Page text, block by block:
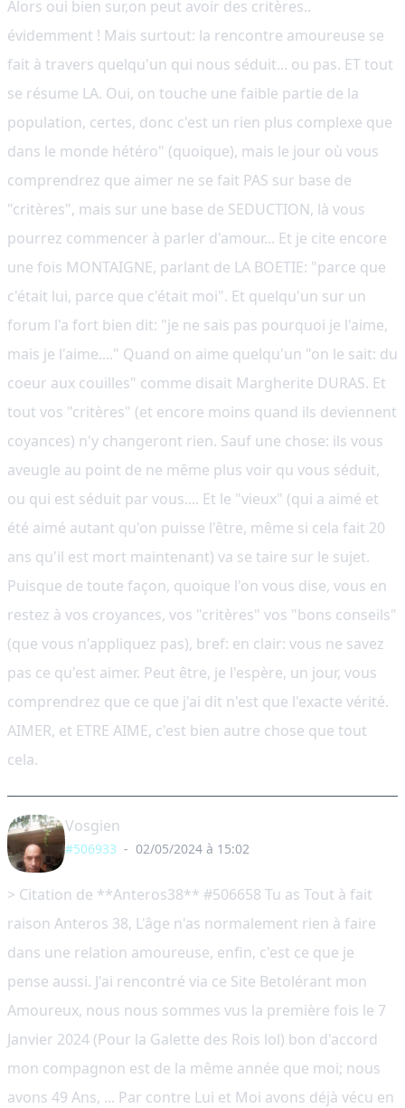
Alors oui bien sur,on peut avoir des critères..
évidemment ! Mais surtout: la rencontre amoureuse se
fait à travers quelqu'un qui nous séduit... ou pas. ET tout
se résume LA. Oui, on touche une faible partie de la
population, certes, donc c'est un rien plus complexe que
dans le monde hétéro" (quoique), mais le jour où vous
comprendrez que aimer ne se fait PAS sur base de
"critères", mais sur une base de SEDUCTION, là vous
pourrez commencer à parler d'amour... Et je cite encore
une fois MONTAIGNE, parlant de LA BOETIE: "parce que
c'était lui, parce que c'était moi". Et quelqu'un sur un
forum l'a fort bien dit: "je ne sais pas pourquoi je l'aime,
mais je l'aime...." Quand on aime quelqu'un "on le sait: du
coeur aux couilles" comme disait Margherite DURAS. Et
tout vos "critères" (et encore moins quand ils deviennent
coyances) n'y changeront rien. Sauf une chose: ils vous
aveugle au point de ne même plus voir qu vous séduit,
ou qui est séduit par vous.... Et le "vieux" (qui a aimé et
été aimé autant qu'on puisse l'être, même si cela fait 20
ans qu'il est mort maintenant) va se taire sur le sujet.
Puisque de toute façon, quoique l'on vous dise, vous en
restez à vos croyances, vos "critères" vos "bons conseils"
(que vous n'appliquez pas), bref: en clair: vous ne savez
pas ce qu'est aimer. Peut être, je l'espère, un jour, vous
comprendrez que ce que j'ai dit n'est que l'exacte vérité.
AIMER, et ETRE AIME, c'est bien autre chose que tout
cela.
Vosgien
#506933 - 02/05/2024 à 15:02
> Citation de **Anteros38** #506658 Tu as Tout à fait
raison Anteros 38, L'âge n'as normalement rien à faire
dans une relation amoureuse, enfin, c'est ce que je
pense aussi. J'ai rencontré via ce Site Betolérant mon
Amoureux, nous nous sommes vus la première fois le 7
Janvier 2024 (Pour la Galette des Rois lol) bon d'accord
mon compagnon est de la même année que moi; nous
avons 49 Ans, ... Par contre Lui et Moi avons déjà vécu en